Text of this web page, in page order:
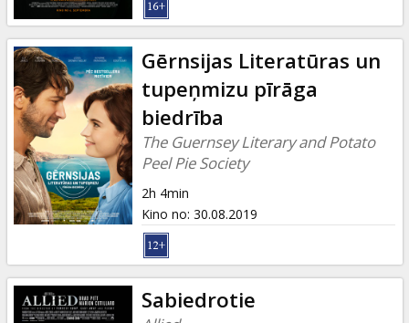
Gērnsijas Literatūras un
tupeņmizu pīrāga
biedrība
The Guernsey Literary and Potato
Peel Pie Society
2h 4min
Kino no: 30.08.2019
Sabiedrotie